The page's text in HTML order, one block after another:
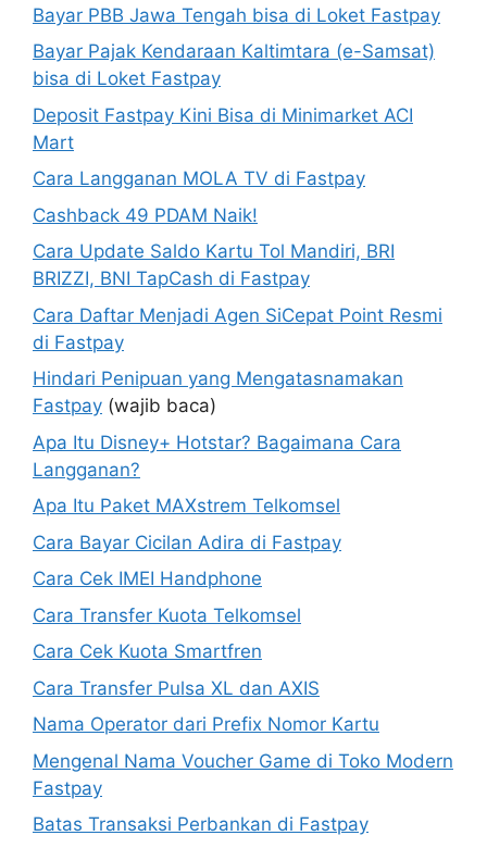
Bayar PBB Jawa Tengah bisa di Loket Fastpay
Bayar Pajak Kendaraan Kaltimtara (e-Samsat)
bisa di Loket Fastpay
Deposit Fastpay Kini Bisa di Minimarket ACI
Mart
Cara Langganan MOLA TV di Fastpay
Cashback 49 PDAM Naik!
Cara Update Saldo Kartu Tol Mandiri, BRI
BRIZZI, BNI TapCash di Fastpay
Cara Daftar Menjadi Agen SiCepat Point Resmi
di Fastpay
Hindari Penipuan yang Mengatasnamakan
Fastpay (wajib baca)
Apa Itu Disney+ Hotstar? Bagaimana Cara
Langganan?
Apa Itu Paket MAXstrem Telkomsel
Cara Bayar Cicilan Adira di Fastpay
Cara Cek IMEI Handphone
Cara Transfer Kuota Telkomsel
Cara Cek Kuota Smartfren
Cara Transfer Pulsa XL dan AXIS
Nama Operator dari Prefix Nomor Kartu
Mengenal Nama Voucher Game di Toko Modern
Fastpay
Batas Transaksi Perbankan di Fastpay